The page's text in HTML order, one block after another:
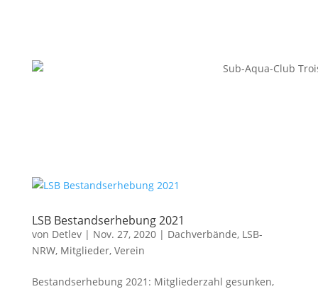
LSB Bestandserhebung 2021
von Detlev| Nov. 27, 2020| Dachverbände, LSB-
NRW, Mitglieder, Verein
Bestandserhebung 2021: Mitgliederzahl gesunken,